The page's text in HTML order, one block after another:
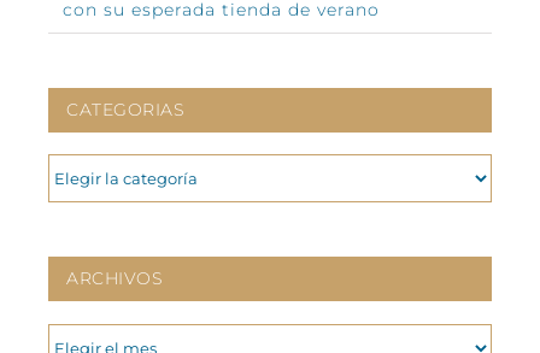
con su esperada tienda de verano
CATEGORIAS
CATEGORIAS
ARCHIVOS
ARCHIVOS